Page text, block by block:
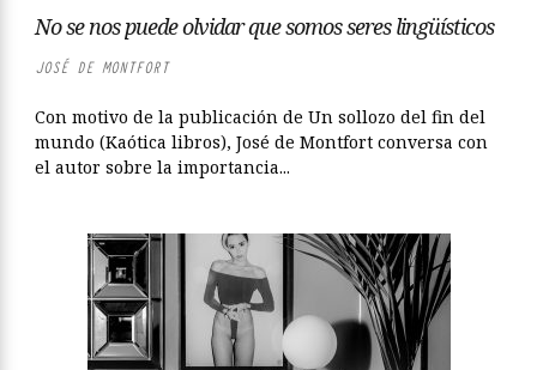
No se nos puede olvidar que somos seres lingüísticos
JOSÉ DE MONTFORT
Con motivo de la publicación de Un sollozo del fin del
mundo (Kaótica libros), José de Montfort conversa con
el autor sobre la importancia...